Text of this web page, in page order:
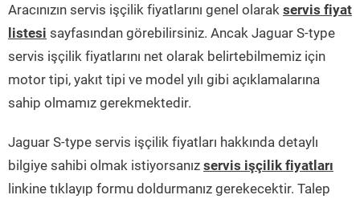
Aracınızın servis işçilik fiyatlarını genel olarak servis fiyat
listesi sayfasından görebilirsiniz. Ancak Jaguar S-type
servis işçilik fiyatlarını net olarak belirtebilmemiz için
motor tipi, yakıt tipi ve model yılı gibi açıklamalarına
sahip olmamız gerekmektedir.
Jaguar S-type servis işçilik fiyatları hakkında detaylı
bilgiye sahibi olmak istiyorsanız servis işçilik fiyatları
linkine tıklayıp formu doldurmanız gerekecektir. Talep